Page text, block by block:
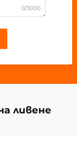
0/1000
ливене